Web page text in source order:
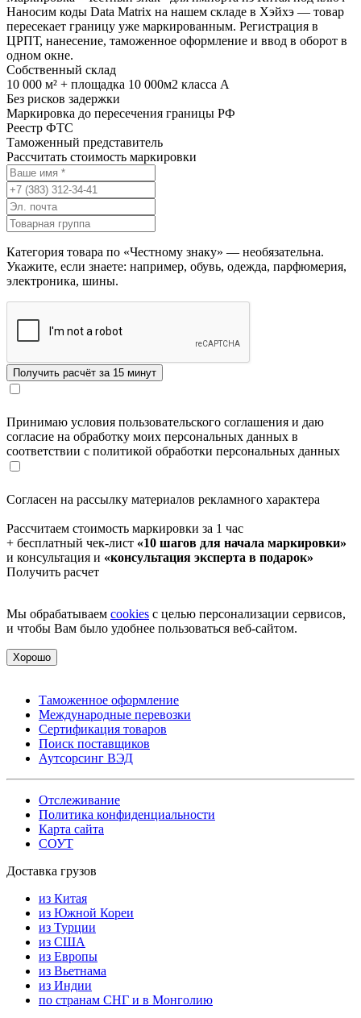
Наносим коды Data Matrix на нашем складе в Хэйхэ — товар
пересекает границу уже маркированным. Регистрация в
ЦРПТ, нанесение, таможенное оформление и ввод в оборот в
одном окне.
Собственный склад
10 000 м² + площадка 10 000м2 класса А
Без рисков задержки
Маркировка до пересечения границы РФ
Реестр ФТС
Таможенный представитель
Рассчитать стоимость маркировки
Категория товара по «Честному знаку» — необязательна.
Укажите, если знаете: например, обувь, одежда, парфюмерия,
электроника, шины.
Принимаю условия пользовательского соглашения и даю
согласие на обработку моих персональных данных в
соответствии с политикой обработки персональных данных
Согласен на рассылку материалов рекламного характера
Рассчитаем стоимость маркировки за 1 час
+ бесплатный чек-лист «10 шагов для начала маркировки»
и консультация и «консультация эксперта в подарок»
Получить расчет
Мы обрабатываем cookies с целью персонализации сервисов,
и чтобы Вам было удобнее пользоваться веб-сайтом.
Хорошо
Таможенное оформление
Международные перевозки
Сертификация товаров
Поиск поставщиков
Аутсорсинг ВЭД
Отслеживание
Политика конфиденциальности
Карта сайта
СОУТ
Доставка грузов
из Китая
из Южной Кореи
из Турции
из США
из Европы
из Вьетнама
из Индии
по странам СНГ и в Монголию